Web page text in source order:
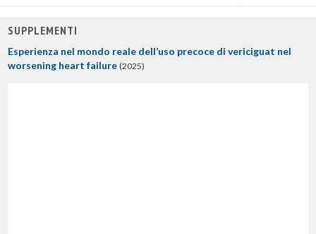
SUPPLEMENTI
Esperienza nel mondo reale dell’uso precoce di vericiguat nel
worsening heart failure (2025)